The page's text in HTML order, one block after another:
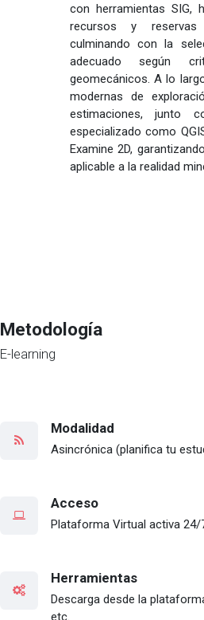
con herramientas SIG,
recursos y reservas
culminando con la
adecuado según
geomecánicos. A lo
modernas de
estimaciones, junto
especializado como
Examine 2D,
aplicable a la realidad
Metodología
E-learning
Modalidad
Asincrónica (planifica tu
Acceso
Plataforma Virtual activa 24/
Herramientas
Descarga desde la
etc.